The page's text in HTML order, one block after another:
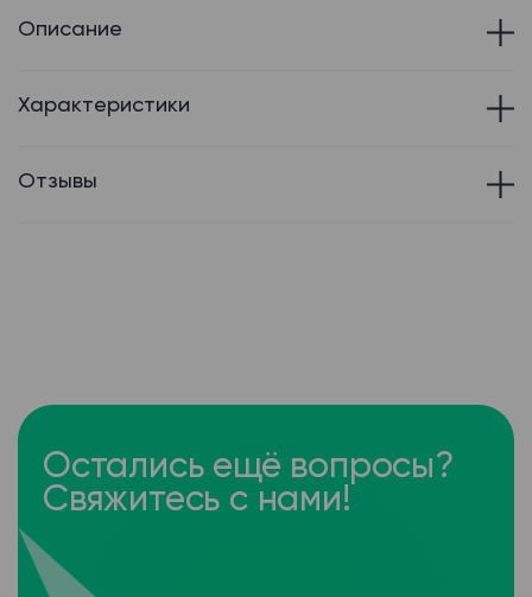
Описание
Характеристики
Отзывы
Остались ещё вопросы?
Свяжитесь с нами!